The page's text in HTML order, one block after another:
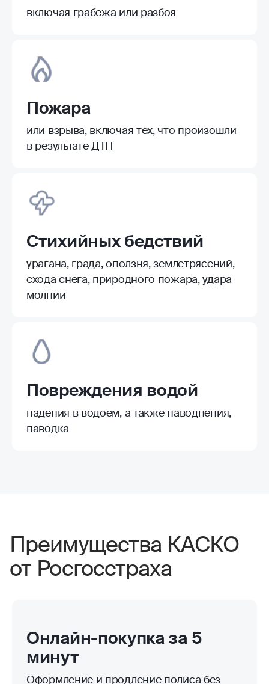
включая грабежа или разбоя
Пожара
или взрыва, включая тех, что произошли
в результате ДТП
Стихийных бедствий
урагана, града, оползня, землетрясений,
схода снега, природного пожара, удара
молнии
Повреждения водой
падения в водоем, а также наводнения,
паводка
Преимущества КАСКО
от Росгосстраха
Онлайн-покупка за 5
минут
Оформление и продление полиса без